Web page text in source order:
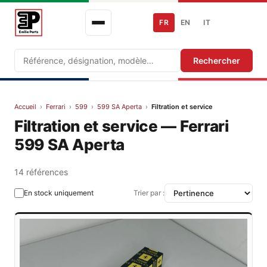
Recherche Rechercher
FR EN IT
Accueil › Ferrari › 599 › 599 SA Aperta › Filtration et service
Filtration et service — Ferrari
599 SA Aperta
14 références
En stock uniquement Trier par :